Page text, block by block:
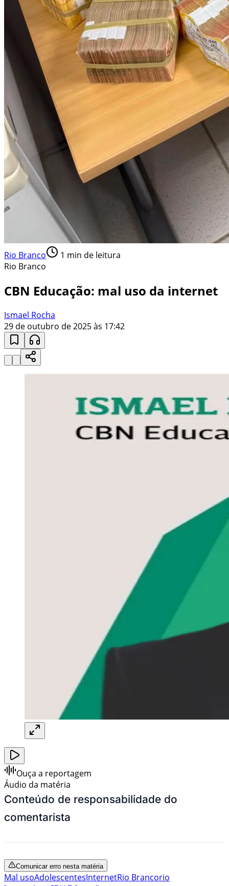
Rio Branco 1 min de leitura
Rio Branco
CBN Educação: mal uso da internet
Ismael Rocha
29 de outubro de 2025 às 17:42
Ouça a reportagem
Áudio da matéria
Conteúdo de responsabilidade do
comentarista
Comunicar erro nesta matéria
Mal usoAdolescentesInternetRio Brancorio